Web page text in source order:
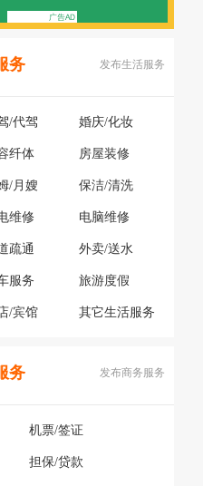
务 发布生活服务
/代驾 婚庆/化妆
纤体 房屋装修
/月嫂 保洁/清洗
维修 电脑维修
疏通 外卖/送水
服务 旅游度假
/宾馆 其它生活服务
务 发布商务服务
机票/签证
担保/贷款